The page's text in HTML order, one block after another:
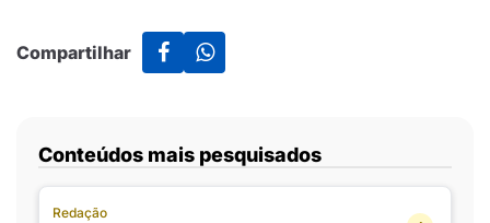
Compartilhar
Conteúdos mais pesquisados
Redação